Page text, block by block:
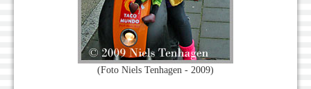
(Foto Niels Tenhagen - 2009)